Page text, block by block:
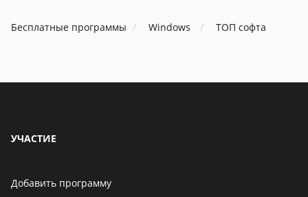
Бесплатные программы Windows ТОП софта
УЧАСТИЕ
Добавить программу